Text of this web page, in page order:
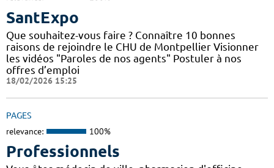
SantExpo
Que souhaitez-vous faire ? Connaître 10 bonnes
raisons de rejoindre le CHU de Montpellier Visionner
les vidéos "Paroles de nos agents" Postuler à nos
offres d’emploi
18/02/2026 15:25
PAGES
relevance: 100%
Professionnels